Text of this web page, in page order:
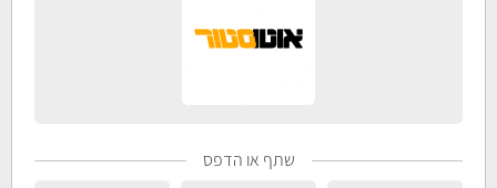
שתף או הדפס